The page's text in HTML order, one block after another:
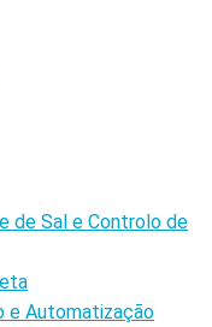
de Sal e Controlo de
e Automatização